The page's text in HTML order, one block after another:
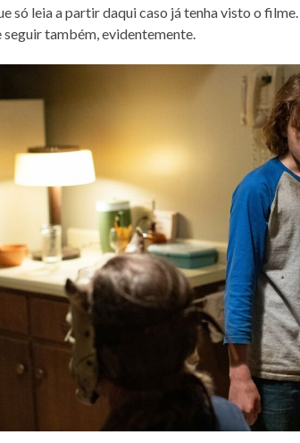
só leia a partir daqui caso já tenha visto o
seguir também, evidentemente.